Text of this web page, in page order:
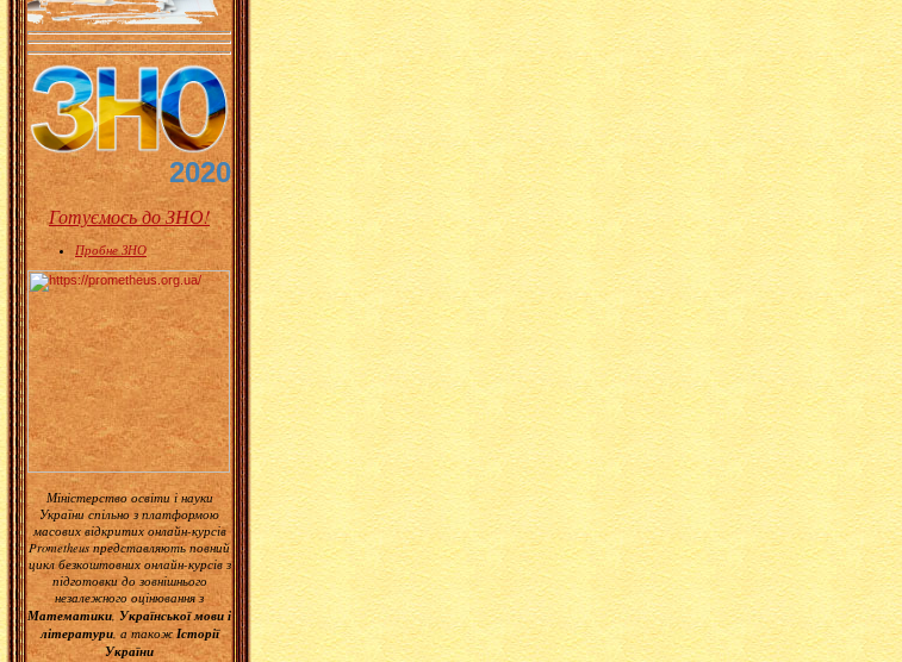
2020
Готуємось до ЗНО!
Пробне ЗНО
Міністерство освіти і науки
України спільно з платформою
масових відкритих онлайн-курсів
Prometheus представляють повний
цикл безкоштовних онлайн-курсів з
підготовки до зовнішнього
незалежного оцінювання з
Математики, Української мови і
літератури, а такожІсторії
України